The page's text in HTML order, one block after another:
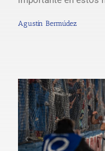
Agustín Bermúdez